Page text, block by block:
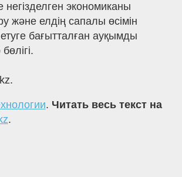
негізделген экономиканы
және елдің сапалы өсімін
бағытталған ауқымды
. Читать весь текст на
.